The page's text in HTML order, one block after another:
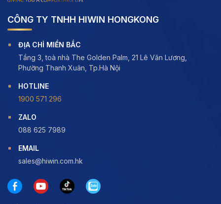
CÔNG TY TNHH HIWIN HONGKONG
ĐỊA CHỈ MIỀN BẮC
Tầng 3, toà nhà The Golden Palm, 21 Lê Văn Lương,
Phường Thanh Xuân, Tp.Hà Nội
HOTLINE
1900 571 296
ZALO
088 625 7989
EMAIL
sales@hiwin.com.hk